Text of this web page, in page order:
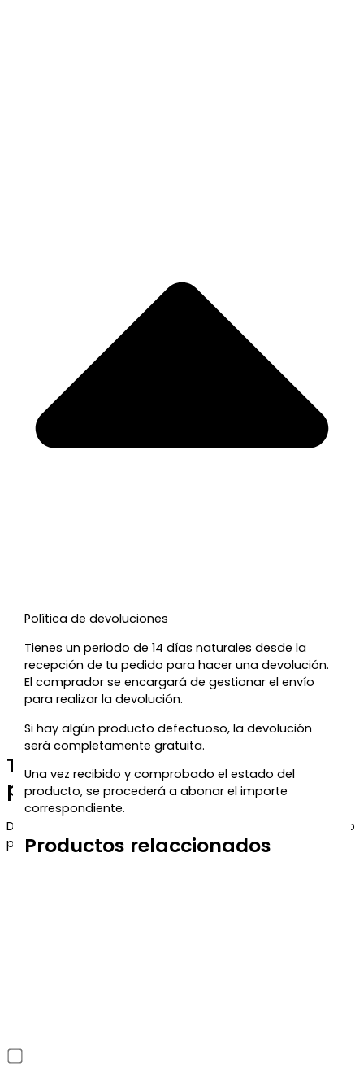
Política de devoluciones
Tienes un periodo de 14 días naturales desde la
recepción de tu pedido para hacer una devolución.
El comprador se encargará de gestionar el envío
para realizar la devolución.
Si hay algún producto defectuoso, la devolución
será completamente gratuita.
Una vez recibido y comprobado el estado del
producto, se procederá a abonar el importe
correspondiente.
Productos relaccionados
Te regalamos un 5% de descuento
para tu próxima compra
Déjanos tu correo y te enviaremos el código de descuento
para que puedas aprovecharlo en tu próximo pedido.